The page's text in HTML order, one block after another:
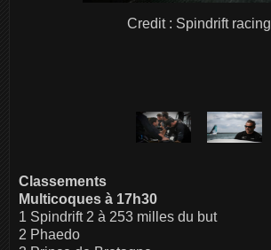
Credit : Spindrift racing
Classements
Multicoques à 17h30
1 Spindrift 2 à 253 milles du but
2 Phaedo